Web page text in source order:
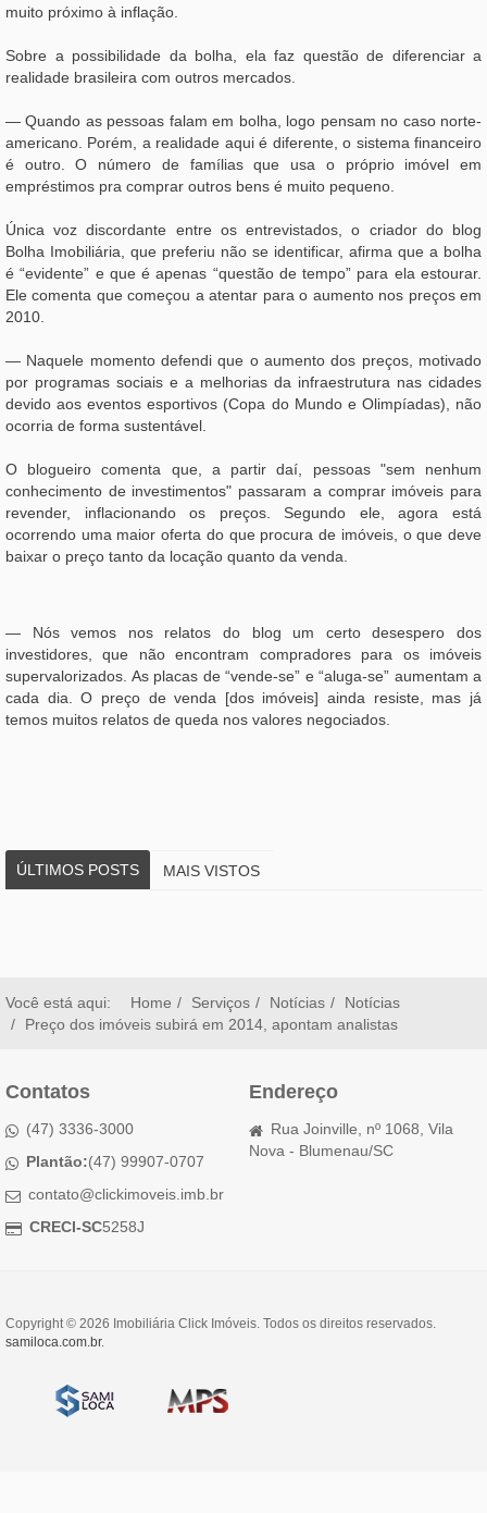
muito próximo à inflação.
Sobre a possibilidade da bolha, ela faz questão de diferenciar a
realidade brasileira com outros mercados.
— Quando as pessoas falam em bolha, logo pensam no caso norte-
americano. Porém, a realidade aqui é diferente, o sistema financeiro
é outro. O número de famílias que usa o próprio imóvel em
empréstimos pra comprar outros bens é muito pequeno.
Única voz discordante entre os entrevistados, o criador do blog
Bolha Imobiliária, que preferiu não se identificar, afirma que a bolha
é “evidente” e que é apenas “questão de tempo” para ela estourar.
Ele comenta que começou a atentar para o aumento nos preços em
2010.
— Naquele momento defendi que o aumento dos preços, motivado
por programas sociais e a melhorias da infraestrutura nas cidades
devido aos eventos esportivos (Copa do Mundo e Olimpíadas), não
ocorria de forma sustentável.
O blogueiro comenta que, a partir daí, pessoas "sem nenhum
conhecimento de investimentos" passaram a comprar imóveis para
revender, inflacionando os preços. Segundo ele, agora está
ocorrendo uma maior oferta do que procura de imóveis, o que deve
baixar o preço tanto da locação quanto da venda.
— Nós vemos nos relatos do blog um certo desespero dos
investidores, que não encontram compradores para os imóveis
supervalorizados. As placas de “vende-se” e “aluga-se” aumentam a
cada dia. O preço de venda [dos imóveis] ainda resiste, mas já
temos muitos relatos de queda nos valores negociados.
ÚLTIMOS POSTS MAIS VISTOS
Você está aqui: Home Serviços Notícias
Notícias
Preço dos imóveis subirá em 2014, apontam analistas
Contatos
(47) 3336-3000
Plantão:(47) 99907-0707
contato@clickimoveis.imb.br
CRECI-SC5258J
Endereço
Rua Joinville, nº 1068, Vila
Nova - Blumenau/SC
Copyright © 2026 Imobiliária Click Imóveis. Todos os direitos reservados.
samiloca.com.br.